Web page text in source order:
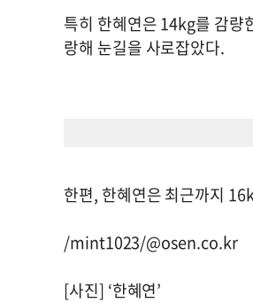
특히 한혜연은 14kg를 감량
랑해 눈길을 사로잡았다.
한편, 한혜연은 최근까지
/mint1023/@osen.co.kr
[사진] ‘한혜연’